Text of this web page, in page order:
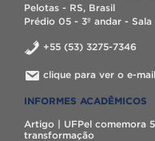
Pelotas - RS, Brasil
Prédio 05 - 3º andar - Sala
+55 (53) 3275-7346
clique para ver o e-mail
INFORMES ACADÊMICOS
Artigo | UFPel comemora
transformação